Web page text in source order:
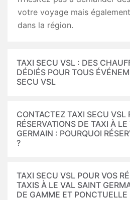
votre voyage mais
dans la région.
TAXI SECU VSL : DES
DÉDIÉS POUR TOUS
SECU VSL
CONTACTEZ TAXI SECU VSL
RÉSERVATIONS DE TAXI À
GERMAIN : POURQUOI
?
TAXI SECU VSL POUR VOS
TAXIS À LE VAL SAINT
DE GAMME ET PONCTUELLE